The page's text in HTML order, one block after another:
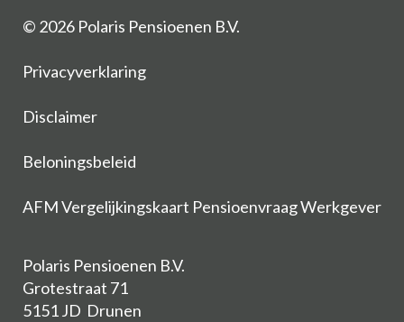
© 2026 Polaris Pensioenen B.V.
Privacyverklaring
Disclaimer
Beloningsbeleid
AFM Vergelijkingskaart Pensioenvraag Werkgever
Polaris Pensioenen B.V.
Grotestraat 71
5151 JD Drunen